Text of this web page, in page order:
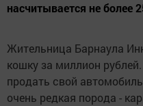
насчитывается не более
Жительница Барнаула
кошку за миллион
продать свой
очень редкая порода -